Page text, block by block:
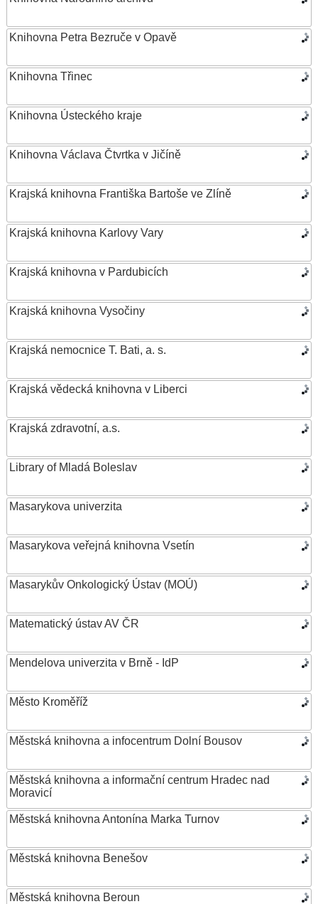
Knihovna Petra Bezruče v Opavě
Knihovna Třinec
Knihovna Ústeckého kraje
Knihovna Václava Čtvrtka v Jičíně
Krajská knihovna Františka Bartoše ve Zlíně
Krajská knihovna Karlovy Vary
Krajská knihovna v Pardubicích
Krajská knihovna Vysočiny
Krajská nemocnice T. Bati, a. s.
Krajská vědecká knihovna v Liberci
Krajská zdravotní, a.s.
Library of Mladá Boleslav
Masarykova univerzita
Masarykova veřejná knihovna Vsetín
Masarykův Onkologický Ústav (MOÚ)
Matematický ústav AV ČR
Mendelova univerzita v Brně - IdP
Město Kroměříž
Městská knihovna a infocentrum Dolní Bousov
Městská knihovna a informační centrum Hradec nad
Moravicí
Městská knihovna Antonína Marka Turnov
Městská knihovna Benešov
Městská knihovna Beroun